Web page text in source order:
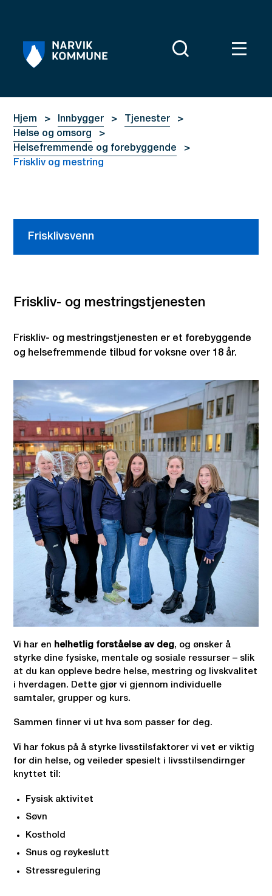
Du er her:
Hjem Innbygger
Tjenester
Helse og omsorg
Helsefremmende og forebyggende
Friskliv og mestring
Frisklivsvenn
Friskliv- og mestringstjenesten
Friskliv- og mestringstjenesten er et forebyggende
og helsefremmende tilbud for voksne over 18 år.
Vi har en helhetlig forståelse av deg, og ønsker å
styrke dine fysiske, mentale og sosiale ressurser – slik
at du kan oppleve bedre helse, mestring og livskvalitet
i hverdagen. Dette gjør vi gjennom individuelle
samtaler, grupper og kurs.
Sammen finner vi ut hva som passer for deg.
Vi har fokus på å styrke livsstilsfaktorer vi vet er viktig
for din helse, og veileder spesielt i livsstilsendirnger
knyttet til:
Fysisk aktivitet
Søvn
Kosthold
Snus og røykeslutt
Stressregulering